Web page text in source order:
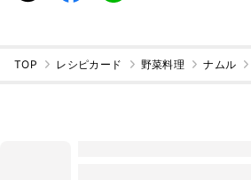
TOP レシピカード 野菜料理 ナムル